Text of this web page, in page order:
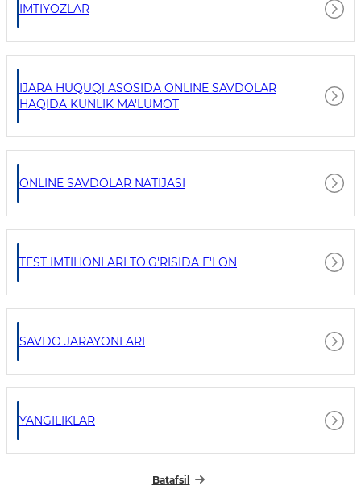
IMTIYOZLAR
IJARA HUQUQI ASOSIDA ONLINE SAVDOLAR
HAQIDA KUNLIK MA'LUMOT
ONLINE SAVDOLAR NATIJASI
TEST IMTIHONLARI TO'G'RISIDA E'LON
SAVDO JARAYONLARI
YANGILIKLAR
Batafsil